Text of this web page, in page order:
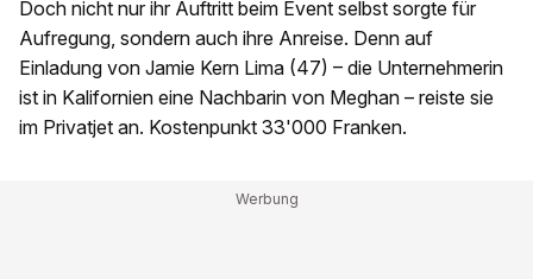
Doch nicht nur ihr Auftritt beim Event selbst sorgte für
Aufregung, sondern auch ihre Anreise. Denn auf
Einladung von Jamie Kern Lima (47) – die Unternehmerin
ist in Kalifornien eine Nachbarin von Meghan – reiste sie
im Privatjet an. Kostenpunkt 33'000 Franken.